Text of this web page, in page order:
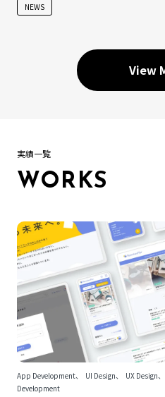
NEWS
View
実績一覧
WORKS
App Development UI Design UX Design
Development